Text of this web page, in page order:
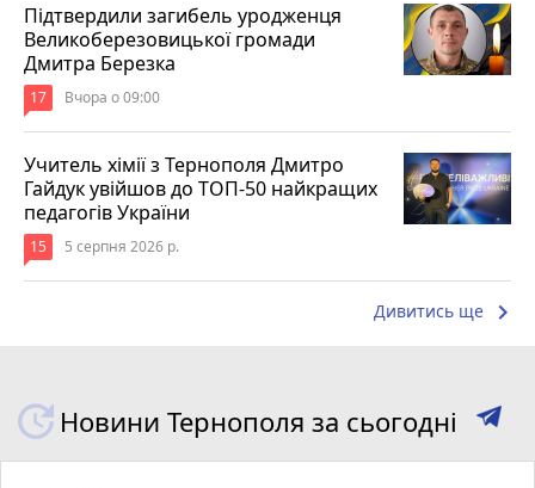
Підтвердили загибель уродженця
Великоберезовицької громади
Дмитра Березка
17 Вчора о 09:00
Учитель хімії з Тернополя Дмитро
Гайдук увійшов до ТОП-50 найкращих
педагогів України
15 5 серпня 2026 р.
Дивитись ще keyboard_arrow_right
Новини Тернополя за сьогодні